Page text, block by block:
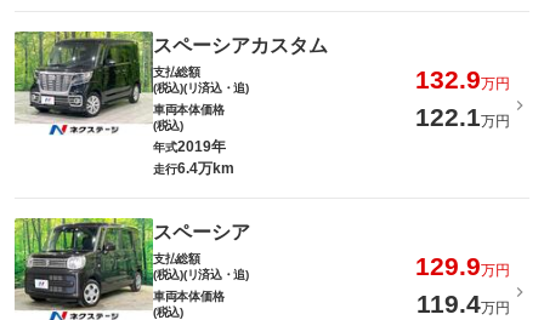
スペーシアカスタム
支払総額
(税込)(リ済込・追)
132.9万円
車両本体価格
(税込)
122.1万円
年式2019年
走行6.4万km
スペーシア
支払総額
(税込)(リ済込・追)
129.9万円
車両本体価格
(税込)
119.4万円